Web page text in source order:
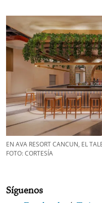
EN AVA RESORT CANCUN, EL
FOTO: CORTESÍA
Síguenos